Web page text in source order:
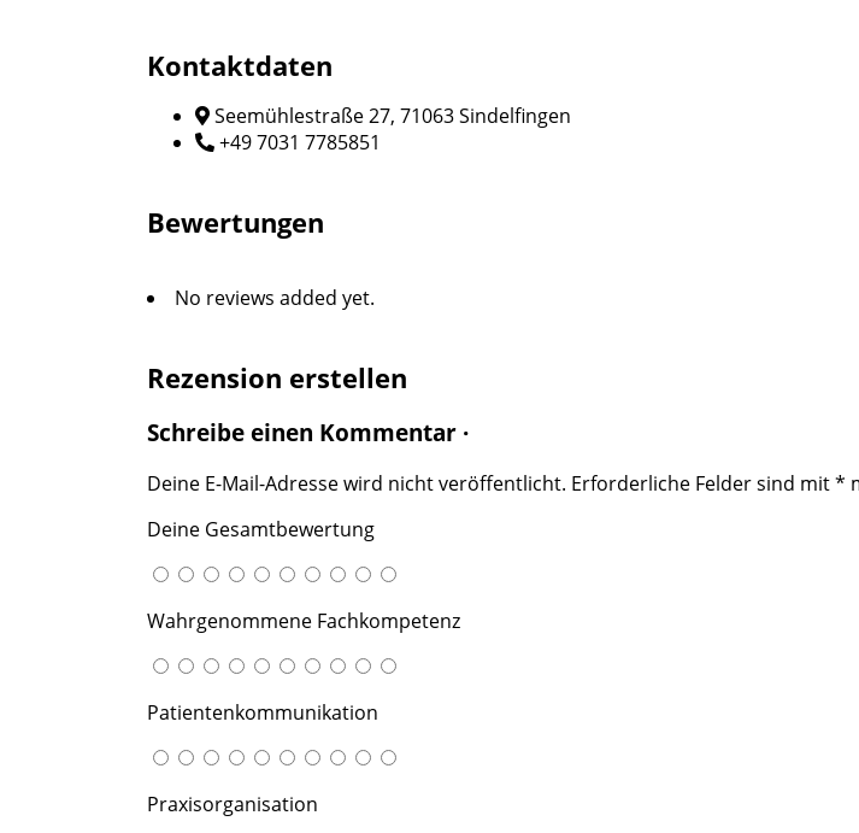
Kontaktdaten
Seemühlestraße 27, 71063 Sindelfingen
+49 7031 7785851
Bewertungen
No reviews added yet.
Rezension erstellen
Schreibe einen Kommentar ·
Deine E-Mail-Adresse wird nicht veröffentlicht. Erforderliche Felder sind mit*
Deine Gesamtbewertung
Wahrgenommene Fachkompetenz
Patientenkommunikation
Praxisorganisation